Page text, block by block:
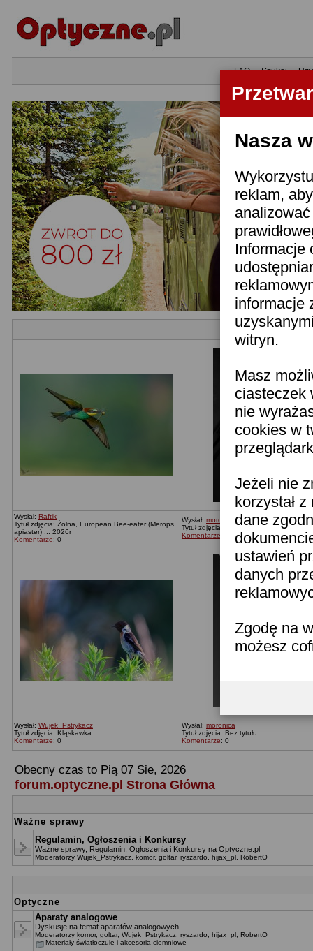
Nasza
reklam,
Informacje
informacje
witryn.
Masz
ciasteczek
nie
cookies w
Jeżeli nie
korzystał
dane
ustawień
danych
Zgodę na
możesz
•FAQ•Szukaj•
Wysłał: Raftik
Tytuł zdjęcia: Żołna, European Bee-eater (Merops
apiaster) ... 2026r
Komentarze: 0
Wysłał: moronica
Tytuł zdjęcia: Bez tytułu
Komentarze
Wysłał: Wujek_Pstrykacz
Tytuł zdjęcia: Kląskawka
Komentarze: 0
Wysłał: moronica
Tytuł zdjęcia: Bez tytułu
Komentarze: 0
Obecny czas to Pią 07 Sie, 2026
forum.optyczne.pl Strona Główna
Ważne sprawy
Regulamin, Ogłoszenia i Konkursy
Ważne sprawy, Regulamin, Ogłoszenia i Konkursy na Optyczne.pl
Moderatorzy Wujek_Pstrykacz komor, goltar, ryszardo hijax_pl RobertO
Optyczne
Aparaty analogowe
Dyskusje na temat aparatów analogowych
Moderatorzy komor, goltar, Wujek_Pstrykacz ryszardo hijax_pl RobertO
Materiały światłoczułe i akcesoria ciemniowe